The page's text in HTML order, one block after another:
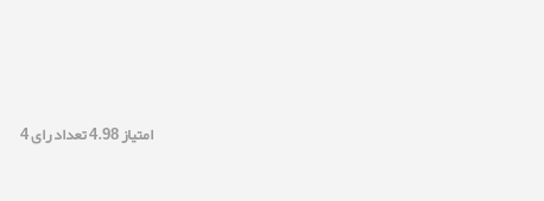
امتیاز4.98تعداد رای4